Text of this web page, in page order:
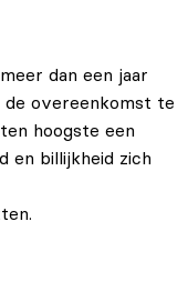
dan een jaar
de overeenkomst te
hoogste een
en billijkheid zich